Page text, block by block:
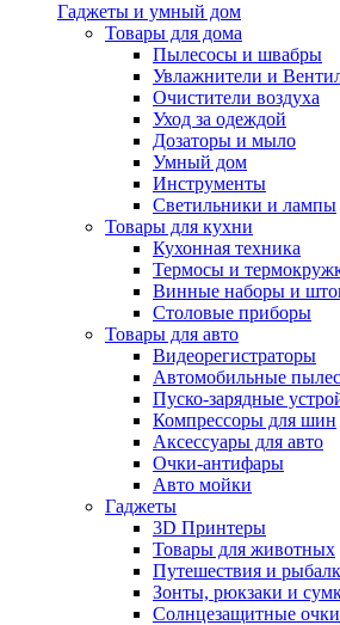
Гаджеты и умный дом
Товары для дома
Пылесосы и швабры
Увлажнители и
Очистители воздуха
Уход за одеждой
Дозаторы и мыло
Умный дом
Инструменты
Светильники и лампы
Товары для кухни
Кухонная техника
Термосы и
Винные наборы и
Столовые приборы
Товары для авто
Видеорегистраторы
Автомобильные
Пуско-зарядные
Компрессоры для шин
Аксессуары для авто
Очки-антифары
Авто мойки
Гаджеты
3D Принтеры
Товары для животных
Путешествия и
Зонты, рюкзаки и
Солнцезащитные очки